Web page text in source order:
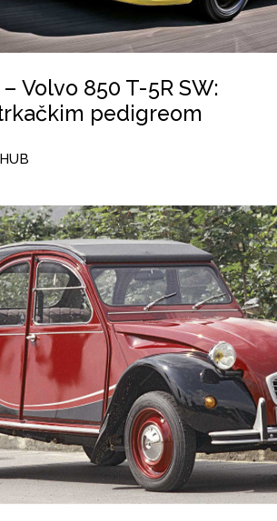
Volvo 850 T-5R SW:
pedigreom